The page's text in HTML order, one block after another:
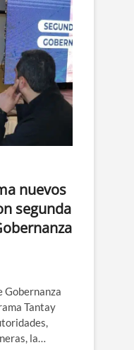
nuevos
segunda
Gobernanza
Tantay
la…